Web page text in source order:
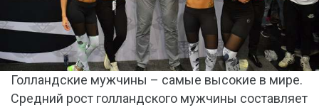
Голландские мужчины – самые высокие в мире.
Средний рост голландского мужчины составляет